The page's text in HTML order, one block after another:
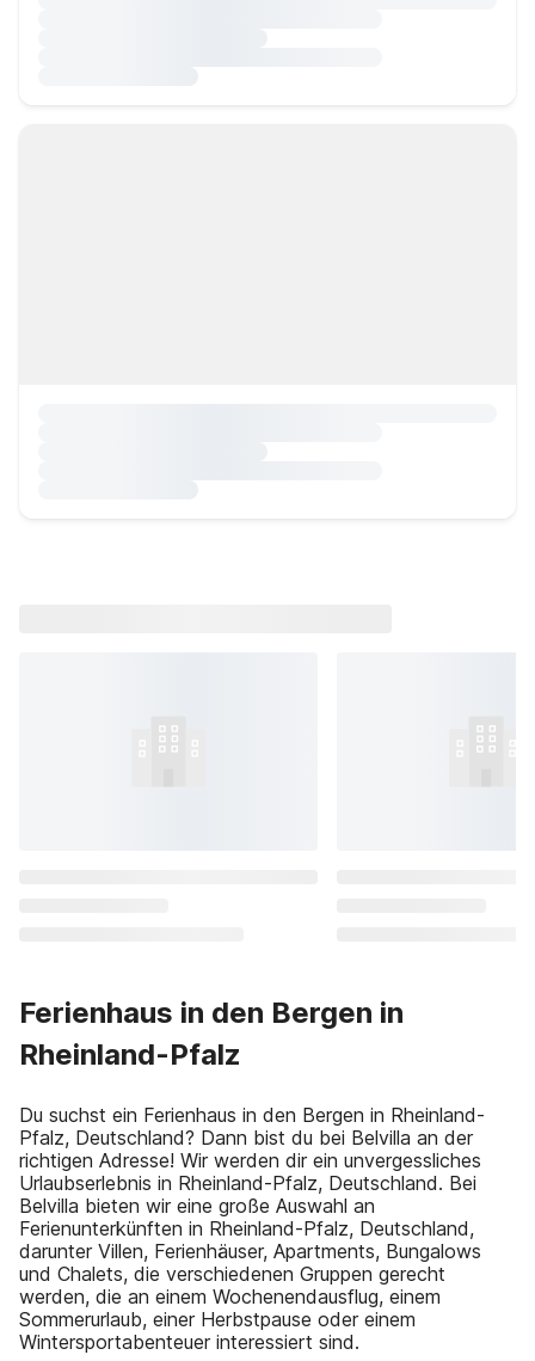
Ferienhaus in den Bergen in
Rheinland-Pfalz
Du suchst ein Ferienhaus in den Bergen in Rheinland-
Pfalz, Deutschland? Dann bist du bei Belvilla an der
richtigen Adresse! Wir werden dir ein unvergessliches
Urlaubserlebnis in Rheinland-Pfalz, Deutschland. Bei
Belvilla bieten wir eine große Auswahl an
Ferienunterkünften in Rheinland-Pfalz, Deutschland,
darunter Villen, Ferienhäuser, Apartments, Bungalows
und Chalets, die verschiedenen Gruppen gerecht
werden, die an einem Wochenendausflug, einem
Sommerurlaub, einer Herbstpause oder einem
Wintersportabenteuer interessiert sind.